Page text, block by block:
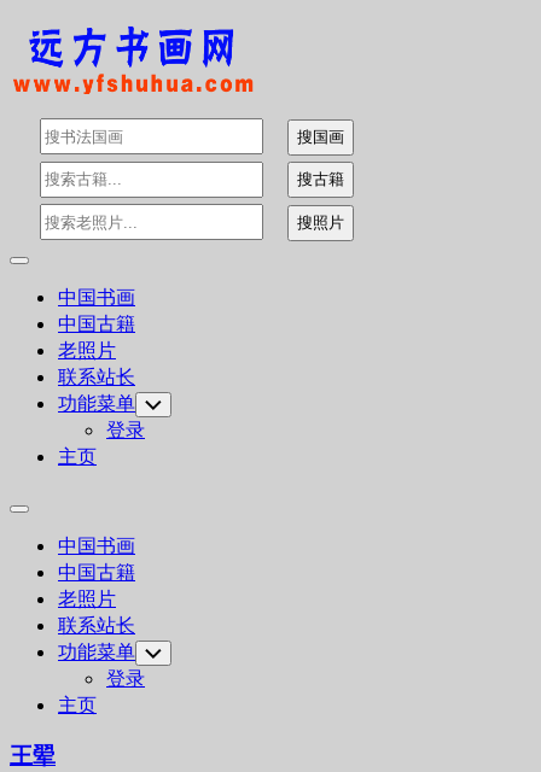
Skip
content
Expand
中国书画
中国古籍
老照片
联系站长
功能菜单 Toggle
Child
Menu
登录
主页
Expand
中国书画
中国古籍
老照片
联系站长
功能菜单 Toggle
Child
Menu
登录
主页
王翚